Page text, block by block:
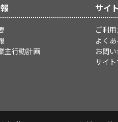
主行動計画
サイ
ご利
よく
お問
サイ